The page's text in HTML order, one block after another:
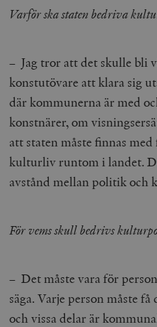
Varför ska staten bedriva
– Jag tror att det skulle bli
konstutövare att klara sig
där kommunerna är med
konstnärer, om
att staten måste finnas
kulturliv runtom i landet.
avstånd mellan politik och
För vems skull bedrivs
– Det måste vara för
säga. Varje person måste
och vissa delar är